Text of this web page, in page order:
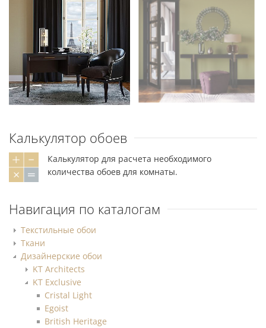
Калькулятор обоев
Калькулятор для расчета необходимого
количества обоев для комнаты.
Навигация по каталогам
Текстильные обои
Ткани
Дизайнерские обои
KT Architects
KT Exclusive
Cristal Light
Egoist
British Heritage